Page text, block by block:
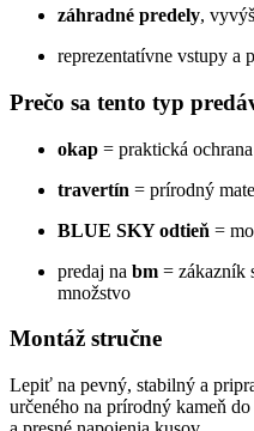
záhradné predely,
reprezentatívne vstupy a
Prečo sa tento typ
okap = praktická
travertín = prírodný
BLUE SKY odtieň =
predaj na bm = zákazník
množstvo
Montáž stručne
Lepiť na pevný, stabilný a
určeného na prírodný kameň